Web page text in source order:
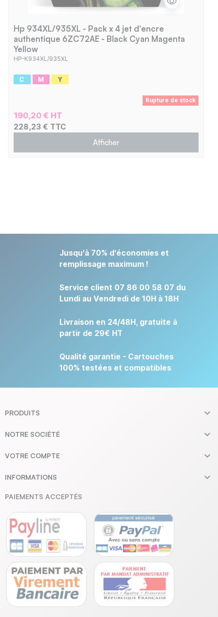
Hp 934XL/935XL - Pack x 4 jet d'encre
authentique 6ZC72AE - Black Cyan Magenta
Yellow
HP-K934XL/935XL
Rupture de stock
190,20 € HT
228,23 € TTC
Afficher
Jusqu'à 70% d'économies et
remplissage maximum !
Service client 07 86 00 58 07 du
Lundi au Vendredi de 10H à 18H
Livraison en 24/48H, gratuite à
partir de 29€ HT
Qualité garantie - Cartouches
100% testées et compatibles
PRODUITS 
NOTRE SOCIÉTÉ 
VOTRE COMPTE 
INFORMATIONS 
PAIEMENTS ACCEPTÉS